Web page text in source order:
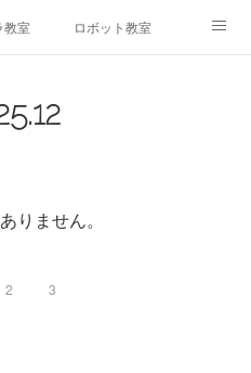
教室 ロボット教室
.12
りません。
2 3